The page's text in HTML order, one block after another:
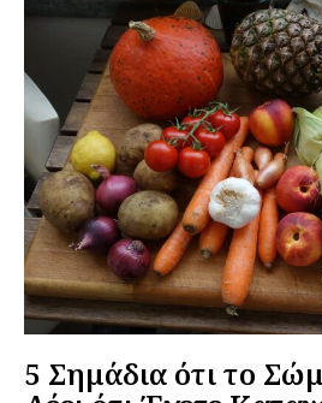
5 Σημάδια ότι το